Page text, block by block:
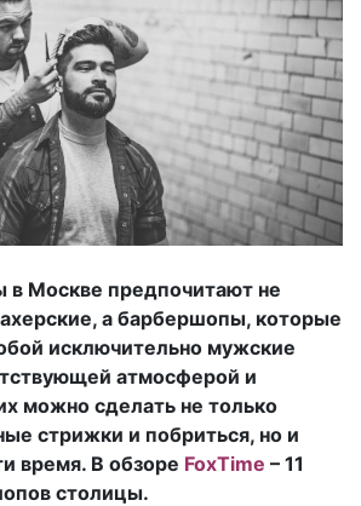
Москве предпочитают не
а барбершопы, которые
исключительно мужские
атмосферой и
можно сделать не только
стрижки и побриться, но и
время. В обзоре FoxTime – 11
столицы.